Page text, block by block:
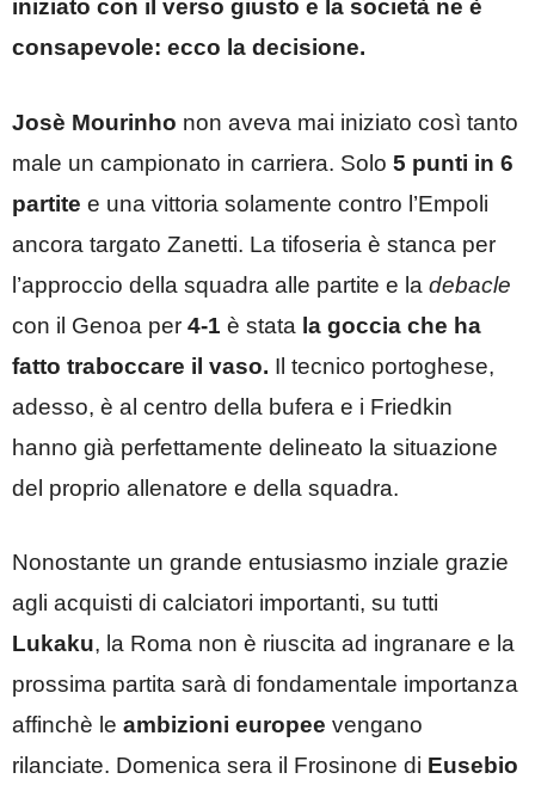
iniziato con il verso giusto e la società ne è
consapevole: ecco la decisione.
Josè Mourinho non aveva mai iniziato così tanto
male un campionato in carriera. Solo 5 punti in 6
partite e una vittoria solamente contro l’Empoli
ancora targato Zanetti. La tifoseria è stanca per
l’approccio della squadra alle partite e la debacle
con il Genoa per 4-1 è stata la goccia che ha
fatto traboccare il vaso. Il tecnico portoghese,
adesso, è al centro della bufera e i Friedkin
hanno già perfettamente delineato la situazione
del proprio allenatore e della squadra.
Nonostante un grande entusiasmo inziale grazie
agli acquisti di calciatori importanti, su tutti
Lukaku, la Roma non è riuscita ad ingranare e la
prossima partita sarà di fondamentale importanza
affinchè le ambizioni europee vengano
rilanciate. Domenica sera il Frosinone di Eusebio